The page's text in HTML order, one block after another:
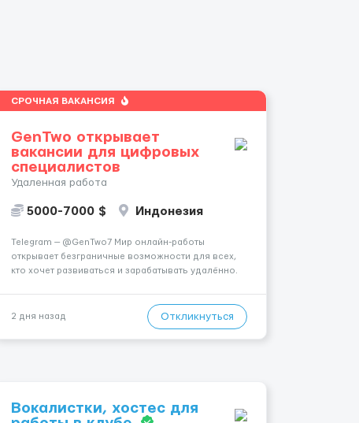
СРОЧНАЯ ВАКАНСИЯ
GenTwo открывает
вакансии для цифровых
специалистов
Удаленная работа
5000-7000 $ Индонезия
Telegram — @GenTwo7 Мир онлайн-работы
открывает безграничные возможности для всех,
кто хочет развиваться и зарабатывать удалённо.
путешествиями. 🏡 Пока все только говорят про
нейросети и блокчейн, швейцарс...
2 дня назад Откликнуться
Вокалистки, хостес для